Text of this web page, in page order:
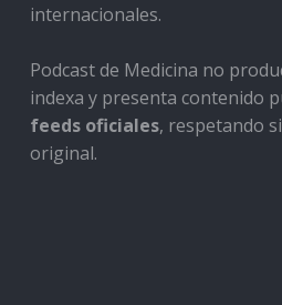
internacionales.
Podcast de Medicina no
indexa y presenta contenido
feeds oficiales, respetando
original.